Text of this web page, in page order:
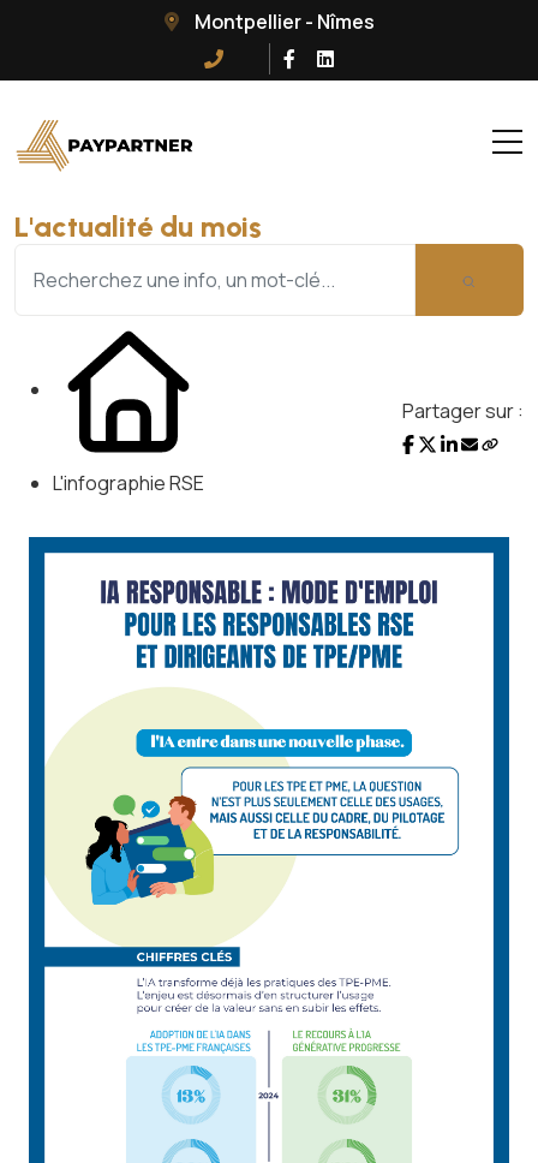
Montpellier - Nîmes
L'actualité du mois
L'infographie RSE
Partager sur :